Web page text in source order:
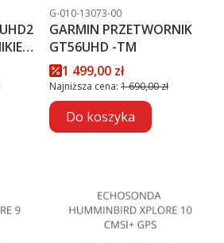
Kod produktu
G-010-13073-00
GARMIN PRZETWORNIK
GT56UHD -TM
Cena promocyjna
1 499,00 zł
Najniższa cena: 1 690,00 zł
Do koszyka